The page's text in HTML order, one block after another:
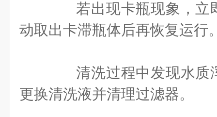
若出现卡瓶现象，立
动取出卡滞瓶体后再恢复运行
清洗过程中发现水质
更换清洗液并清理过滤器。